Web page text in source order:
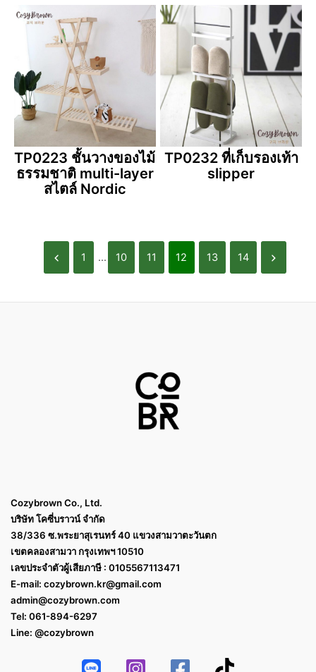
TP0223 ชั้นวางของไม้
ธรรมชาติ multi-layer
สไตล์ Nordic
TP0232 ที่เก็บรองเท้า
slipper
1 ... 10 11 12 13 14
Cozybrown Co., Ltd.
บริษัท โคซี่บราวน์ จำกัด
38/336 ซ.พระยาสุเรนทร์ 40 แขวงสามวาตะวันตก
เขตคลองสามวา กรุงเทพฯ 10510
เลขประจำตัวผู้เสียภาษี : 0105567113471
E-mail: cozybrown.kr@gmail.com
admin@cozybrown.com
Tel: 061-894-6297
Line: @cozybrown